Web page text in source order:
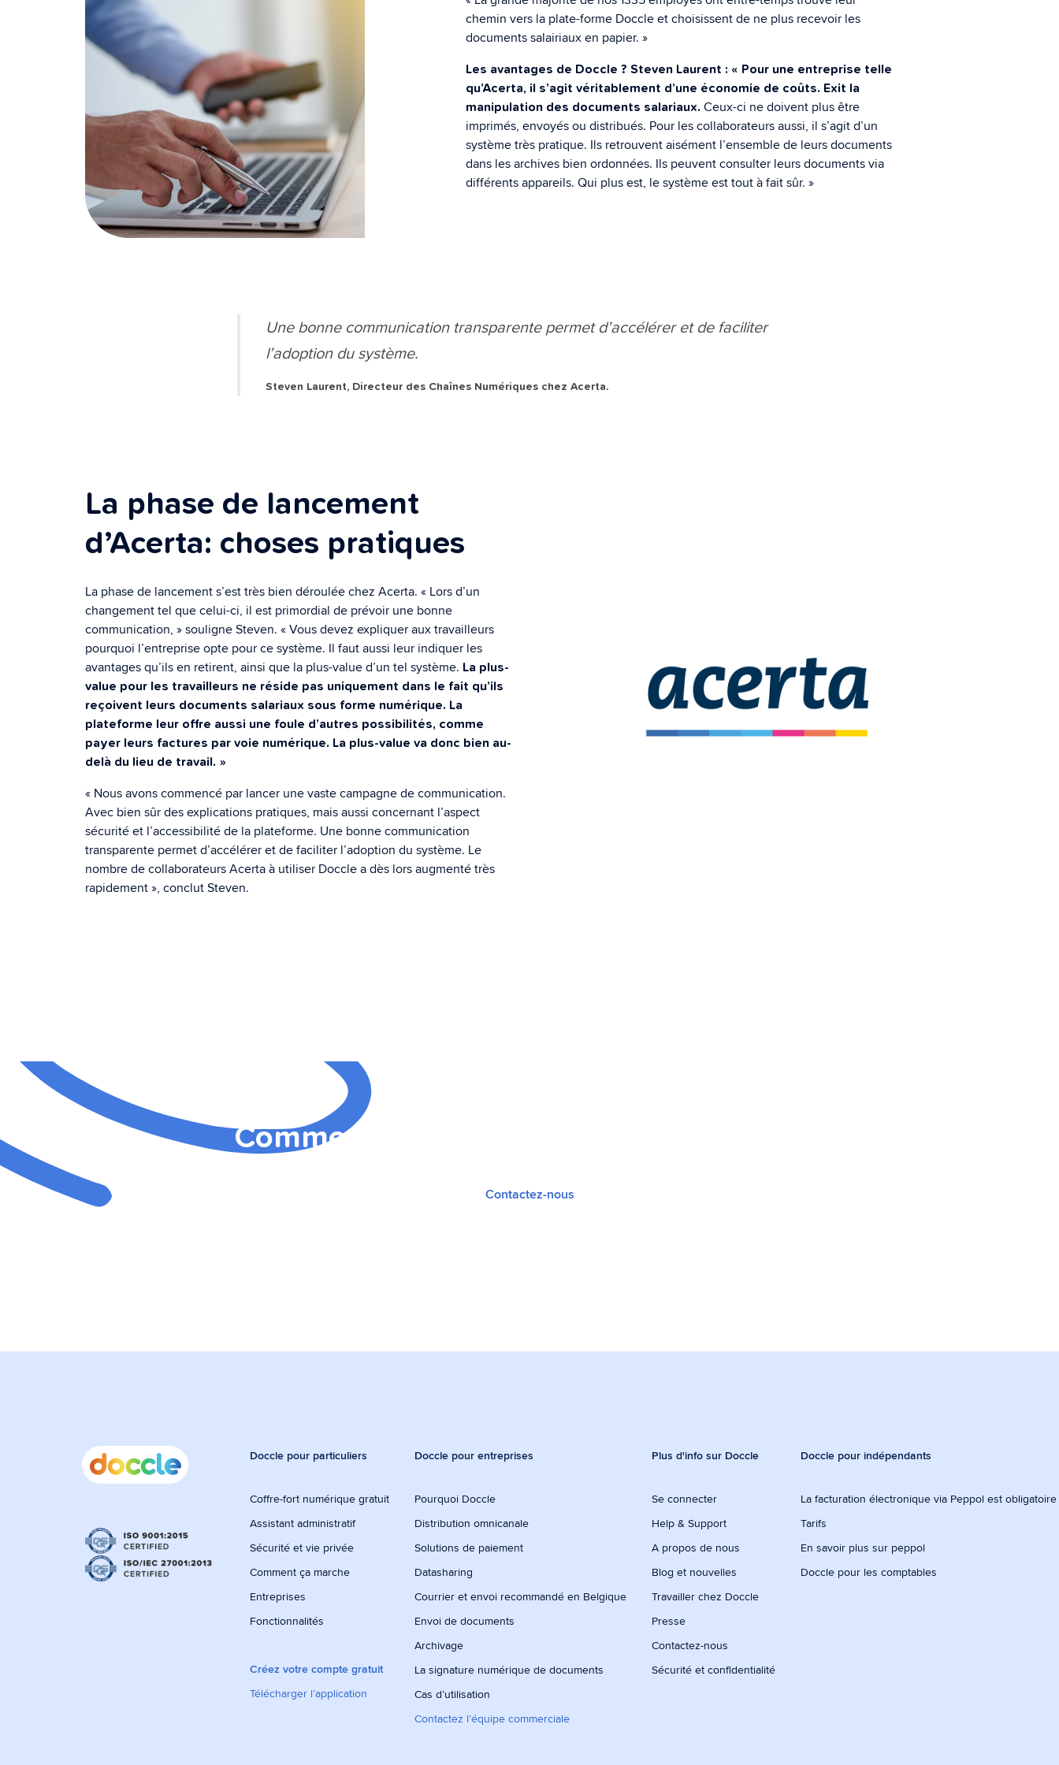
chemin vers la plate-forme Doccle et choisissent de ne plus recevoir les
documents salairiaux en papier. »
Les avantages de Doccle ? Steven Laurent : « Pour une entreprise telle
qu’Acerta, il s’agit véritablement d’une économie de coûts. Exit la
manipulation des documents salariaux. Ceux-ci ne doivent plus être
imprimés, envoyés ou distribués. Pour les collaborateurs aussi, il s’agit d’un
système très pratique. Ils retrouvent aisément l’ensemble de leurs documents
dans les archives bien ordonnées. Ils peuvent consulter leurs documents via
différents appareils. Qui plus est, le système est tout à fait sûr. »
Une bonne communication transparente permet d’accélérer et de faciliter
l’adoption du système.
Steven Laurent, Directeur des Chaînes Numériques chez Acerta.
La phase de lancement
d’Acerta: choses pratiques
La phase de lancement s’est très bien déroulée chez Acerta. « Lors d’un
changement tel que celui-ci, il est primordial de prévoir une bonne
communication, » souligne Steven. « Vous devez expliquer aux travailleurs
pourquoi l’entreprise opte pour ce système. Il faut aussi leur indiquer les
avantages qu’ils en retirent, ainsi que la plus-value d’un tel système. La plus-
value pour les travailleurs ne réside pas uniquement dans le fait qu’ils
reçoivent leurs documents salariaux sous forme numérique. La
plateforme leur offre aussi une foule d’autres possibilités, comme
payer leurs factures par voie numérique. La plus-value va donc bien au-
delà du lieu de travail. »
« Nous avons commencé par lancer une vaste campagne de communication.
Avec bien sûr des explications pratiques, mais aussi concernant l’aspect
sécurité et l’accessibilité de la plateforme. Une bonne communication
transparente permet d’accélérer et de faciliter l’adoption du système. Le
nombre de collaborateurs Acerta à utiliser Doccle a dès lors augmenté très
rapidement », conclut Steven.
Commencez dès aujourd’hui avec Doccle
Contactez-nous
Doccle pour particuliers
Coffre-fort numérique gratuit
Assistant administratif
Sécurité et vie privée
Comment ça marche
Entreprises
Fonctionnalités
Créez votre compte gratuit
Télécharger l’application
Doccle pour entreprises
Pourquoi Doccle
Distribution omnicanale
Solutions de paiement
Datasharing
Courrier et envoi recommandé en Belgique
Envoi de documents
Archivage
La signature numérique de documents
Cas d’utilisation
Contactez l’équipe commerciale
Plus d'info sur Doccle
Se connecter
Help & Support
A propos de nous
Blog et nouvelles
Travailler chez Doccle
Presse
Contactez-nous
Sécurité et confidentialité
Doccle pour indépendants
La facturation électronique via Peppol est
Tarifs
En savoir plus sur peppol
Doccle pour les comptables